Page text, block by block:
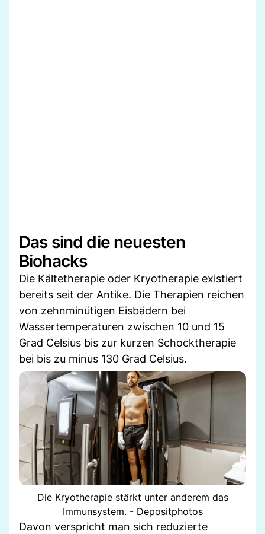
Das sind die neuesten
Biohacks
Die Kältetherapie oder Kryotherapie existiert
bereits seit der Antike. Die Therapien reichen
von zehnminütigen Eisbädern bei
Wassertemperaturen zwischen 10 und 15
Grad Celsius bis zur kurzen Schocktherapie
bei bis zu minus 130 Grad Celsius.
Die Kryotherapie stärkt unter anderem das
Immunsystem. - Depositphotos
Davon verspricht man sich reduzierte